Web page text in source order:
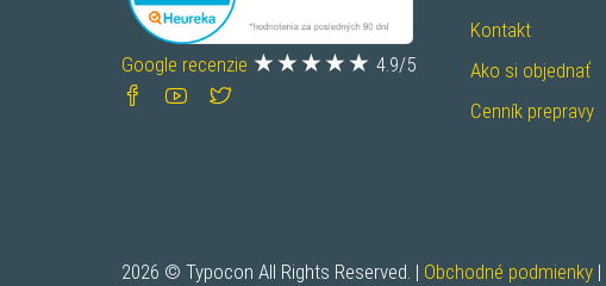
Google recenzie 4.9/5
Kontakt
Ako si objednať
Cenník prepravy
2026 © Typocon All Rights Reserved. | Obchodné podmienky |